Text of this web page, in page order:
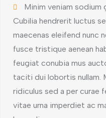
Minim veniam
Cubilia hendrerit luctus
maecenas eleifend nunc
fusce tristique aenean
feugiat conubia mus
taciti dui lobortis nullam.
ridiculus sed a per curae
vitae urna imperdiet ac